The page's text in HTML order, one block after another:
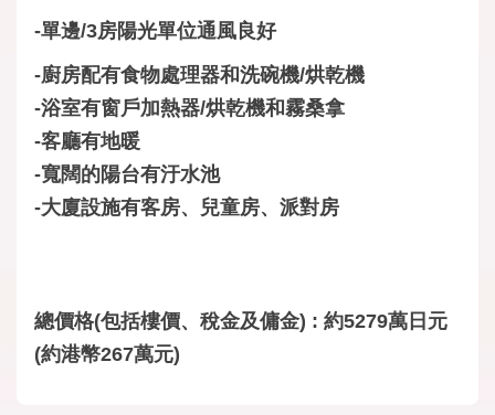
-單邊/3房陽光單位通風良好
-廚房配有食物處理器和洗碗機/烘乾機
-浴室有窗戶加熱器/烘乾機和霧桑拿
-客廳有地暖
-寬闊的陽台有汙水池
-大廈設施有客房、兒童房、派對房
總價格(包括樓價、稅金及傭金) : 約5279萬日元
(約港幣267萬元)